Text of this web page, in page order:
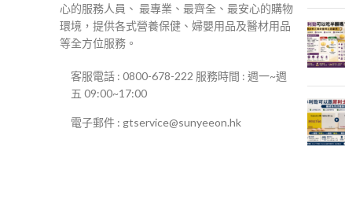
心的服務人員、 最專業、最齊全、最安心的購物
環境，提供各式營養保健、婦嬰用品及醫材用品
等全方位服務。
客服電話 : 0800-678-222 服務時間 : 週一~週
五 09:00~17:00
電子郵件 : gtservice@sunyeeon.hk